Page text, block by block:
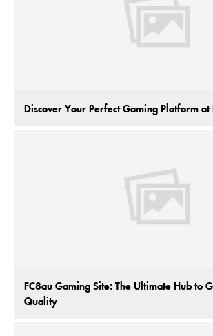
Discover Your Perfect Gaming Platform at
FC8au Gaming Site: The Ultimate Hub to
Quality